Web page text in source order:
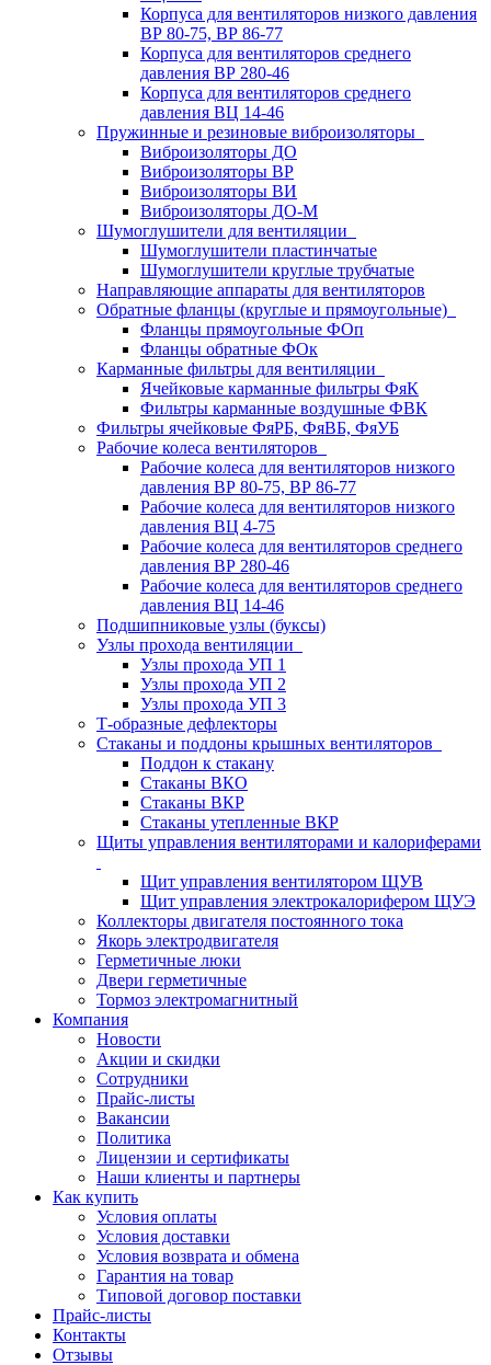
Корпуса для вентиляторов низкого давления
ВР 80-75, ВР 86-77
Корпуса для вентиляторов среднего
давления ВР 280-46
Корпуса для вентиляторов среднего
давления ВЦ 14-46
Пружинные и резиновые виброизоляторы
Виброизоляторы ДО
Виброизоляторы ВР
Виброизоляторы ВИ
Виброизоляторы ДО-М
Шумоглушители для вентиляции
Шумоглушители пластинчатые
Шумоглушители круглые трубчатые
Направляющие аппараты для вентиляторов
Обратные фланцы (круглые и прямоугольные)
Фланцы прямоугольные ФОп
Фланцы обратные ФОк
Карманные фильтры для вентиляции
Ячейковые карманные фильтры ФяК
Фильтры карманные воздушные ФВК
Фильтры ячейковые ФяРБ, ФяВБ, ФяУБ
Рабочие колеса вентиляторов
Рабочие колеса для вентиляторов низкого
давления ВР 80-75, ВР 86-77
Рабочие колеса для вентиляторов низкого
давления ВЦ 4-75
Рабочие колеса для вентиляторов среднего
давления ВР 280-46
Рабочие колеса для вентиляторов среднего
давления ВЦ 14-46
Подшипниковые узлы (буксы)
Узлы прохода вентиляции
Узлы прохода УП 1
Узлы прохода УП 2
Узлы прохода УП 3
Т-образные дефлекторы
Стаканы и поддоны крышных вентиляторов
Поддон к стакану
Стаканы ВКО
Стаканы ВКР
Стаканы утепленные ВКР
Щиты управления вентиляторами и калориферами
Щит управления вентилятором ЩУВ
Щит управления электрокалорифером ЩУЭ
Коллекторы двигателя постоянного тока
Якорь электродвигателя
Герметичные люки
Двери герметичные
Тормоз электромагнитный
Компания
Новости
Акции и скидки
Сотрудники
Прайс-листы
Вакансии
Политика
Лицензии и сертификаты
Наши клиенты и партнеры
Как купить
Условия оплаты
Условия доставки
Условия возврата и обмена
Гарантия на товар
Типовой договор поставки
Прайс-листы
Контакты
Отзывы